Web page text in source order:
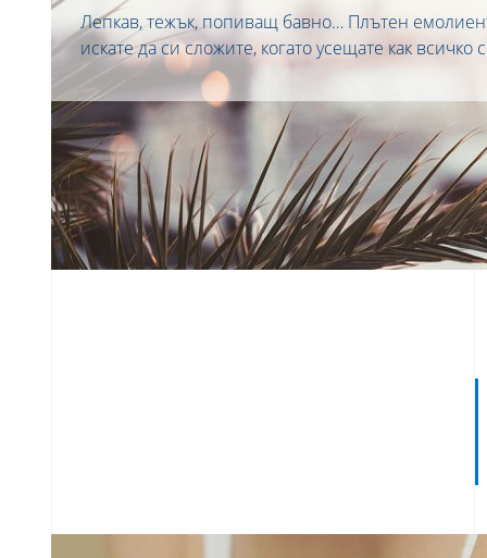
Лепкав, тежък, попиващ бавно… Плътен
искате да си сложите, когато усещате как всичко